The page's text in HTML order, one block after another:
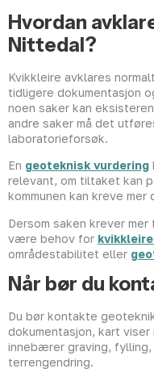
Hvordan
Nittedal?
Kvikkleire avklares
tidligere dokumentasjon
noen saker kan
andre saker må det
laboratorieforsøk.
En geoteknisk vurdering
relevant, om tiltaket kan
kommunen kan kreve mer
Dersom saken krever
være behov for
områdestabilitet eller
Når bør du
Du bør kontakte
dokumentasjon, kart
innebærer graving,
terrengendring.